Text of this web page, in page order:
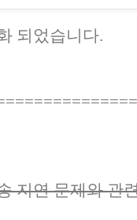
되었습니다.
지연 문제와 관